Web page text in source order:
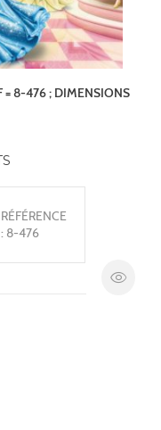
= 8-476 ; DIMENSIONS
RÉFÉRENCE
: 8-476